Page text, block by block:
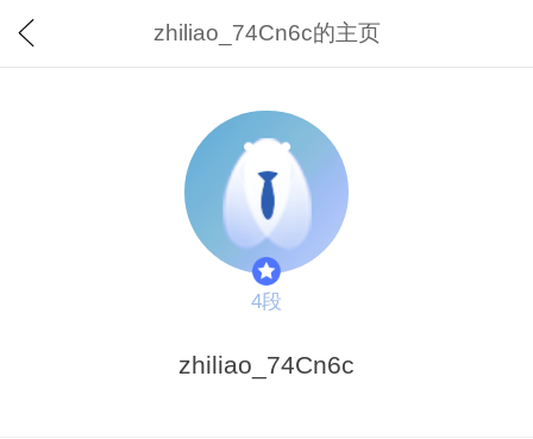
zhiliao_74Cn6c的主页
4段
zhiliao_74Cn6c